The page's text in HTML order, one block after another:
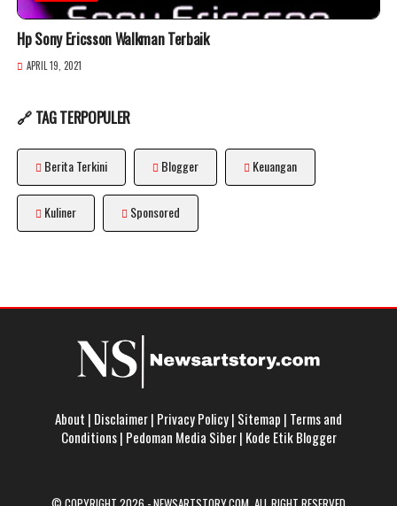
Hp Sony Ericsson Walkman Terbaik
APRIL 19, 2021
🔗 TAG TERPOPULER
Berita Terkini Blogger Keuangan
Kuliner Sponsored
About | Disclaimer| Privacy Policy| Sitemap | Terms and
Conditions| Pedoman Media Siber| Kode Etik Blogger